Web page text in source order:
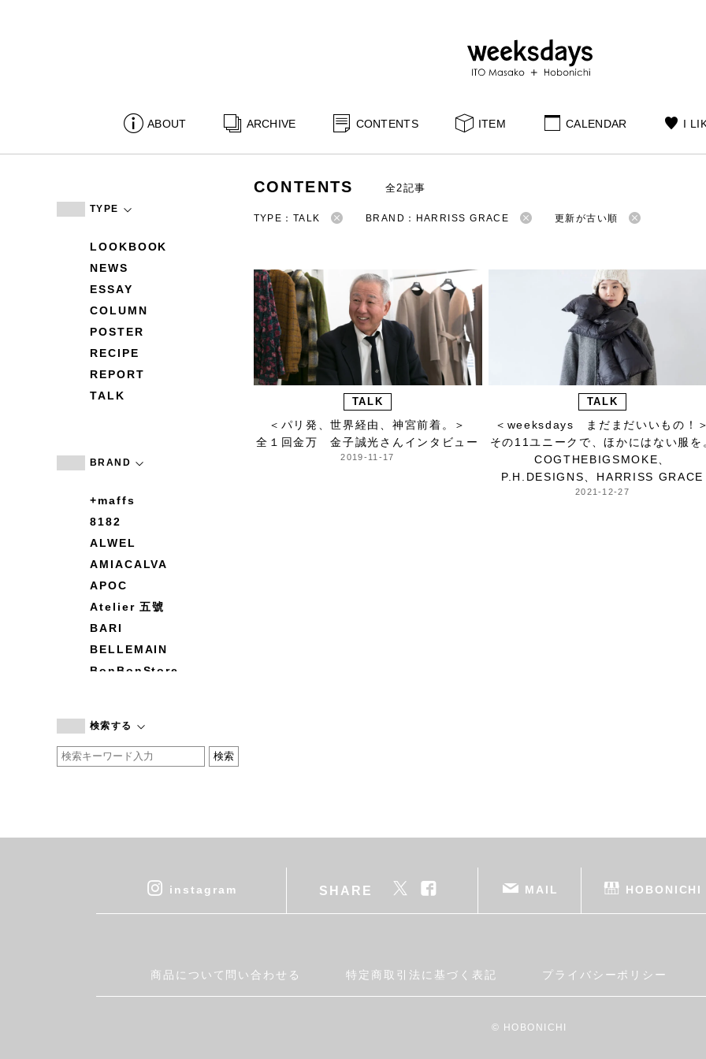
ABOUT ARCHIVE CONTENTS ITEM CALENDAR I
TYPE
LOOKBOOK
NEWS
ESSAY
COLUMN
POSTER
RECIPE
REPORT
TALK
BRAND
+maffs
8182
ALWEL
AMIACALVA
APOC
Atelier 五號
BARI
BELLEMAIN
BonBonStore
by basics
CATWORTH
cohan
DEAN & DELUCA
Fatima Morocco
検索する
CONTENTS 全2記事
TYPE：TALK BRAND：HARRISS GRACE 更新が古い順
TALK
＜パリ発、世界経由、神宮前着。＞
全１回金万 金子誠光さんインタビュー
2019-11-17
TALK
＜weeksdays まだまだいいもの！
その11ユニークで、ほかにはない服を
COGTHEBIGSMOKE、
P.H.DESIGNS、HARRISS GRACE
2021-12-27
instagram SHARE MAIL HOBONICHI
商品について問い合わせる 特定商取引法に基づく表記 プライバシーポリシー
© HOBONICHI